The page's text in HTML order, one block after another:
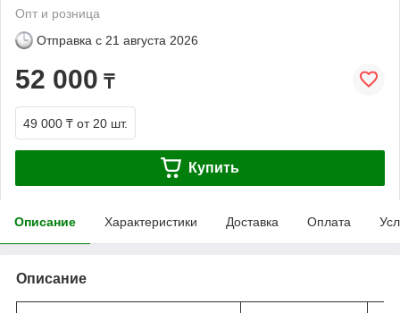
Опт и розница
Отправка с 21 августа 2026
52 000 ₸
49 000 ₸ от 20 шт.
Купить
Описание Характеристики Доставка Оплата
Описание